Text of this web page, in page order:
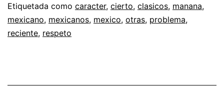
Etiquetada como caracter, cierto, clasicos, manana,
mexicano, mexicanos, mexico, otras, problema,
reciente, respeto